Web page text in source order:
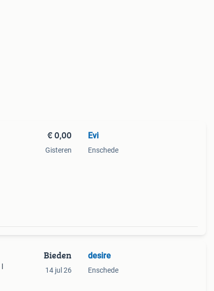
€ 0,00
Gisteren
Evi
Enschede
Bieden
14 jul 26
desire
Enschede